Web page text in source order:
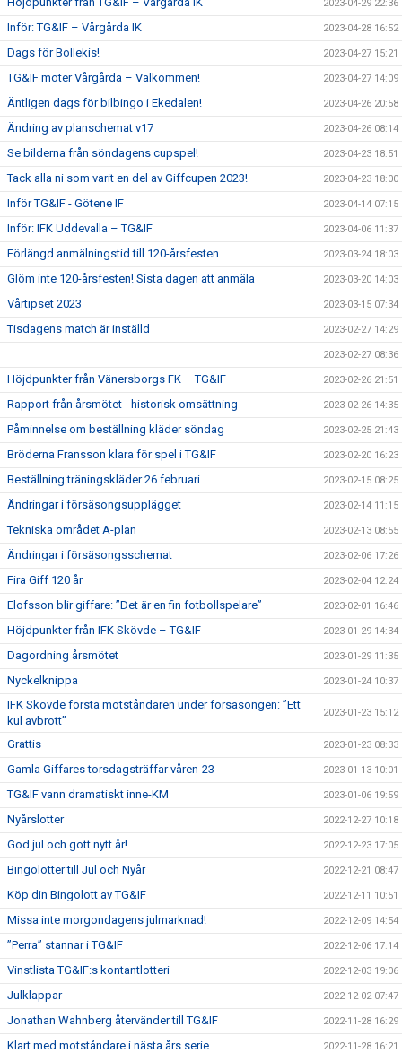
2023-04-29 22:36
Inför: TG&IF – Vårgårda IK 2023-04-28 16:52
Dags för Bollekis! 2023-04-27 15:21
TG&IF möter Vårgårda – Välkommen! 2023-04-27 14:09
Äntligen dags för bilbingo i Ekedalen! 2023-04-26 20:58
Ändring av planschemat v17 2023-04-26 08:14
Se bilderna från söndagens cupspel! 2023-04-23 18:51
Tack alla ni som varit en del av Giffcupen 2023! 2023-04-23 18:00
Inför TG&IF - Götene IF 2023-04-14 07:15
Inför: IFK Uddevalla – TG&IF 2023-04-06 11:37
Förlängd anmälningstid till 120-årsfesten 2023-03-24 18:03
Glöm inte 120-årsfesten! Sista dagen att anmäla 2023-03-20 14:03
Vårtipset 2023 2023-03-15 07:34
Tisdagens match är inställd 2023-02-27 14:29
2023-02-27 08:36
Höjdpunkter från Vänersborgs FK – TG&IF 2023-02-26 21:51
Rapport från årsmötet - historisk omsättning 2023-02-26 14:35
Påminnelse om beställning kläder söndag 2023-02-25 21:43
Bröderna Fransson klara för spel i TG&IF 2023-02-20 16:23
Beställning träningskläder 26 februari 2023-02-15 08:25
Ändringar i försäsongsupplägget 2023-02-14 11:15
Tekniska området A-plan 2023-02-13 08:55
Ändringar i försäsongsschemat 2023-02-06 17:26
Fira Giff 120 år 2023-02-04 12:24
Elofsson blir giffare: ”Det är en fin fotbollspelare” 2023-02-01 16:46
Höjdpunkter från IFK Skövde – TG&IF 2023-01-29 14:34
Dagordning årsmötet 2023-01-29 11:35
Nyckelknippa 2023-01-24 10:37
IFK Skövde första motståndaren under försäsongen: ”Ett
kul avbrott”
2023-01-23 15:12
Grattis 2023-01-23 08:33
Gamla Giffares torsdagsträffar våren-23 2023-01-13 10:01
TG&IF vann dramatiskt inne-KM 2023-01-06 19:59
Nyårslotter 2022-12-27 10:18
God jul och gott nytt år! 2022-12-23 17:05
Bingolotter till Jul och Nyår 2022-12-21 08:47
Köp din Bingolott av TG&IF 2022-12-11 10:51
Missa inte morgondagens julmarknad! 2022-12-09 14:54
”Perra” stannar i TG&IF 2022-12-06 17:14
Vinstlista TG&IF:s kontantlotteri 2022-12-03 19:06
Julklappar 2022-12-02 07:47
Jonathan Wahnberg återvänder till TG&IF 2022-11-28 16:29
Klart med motståndare i nästa års serie 2022-11-28 16:21